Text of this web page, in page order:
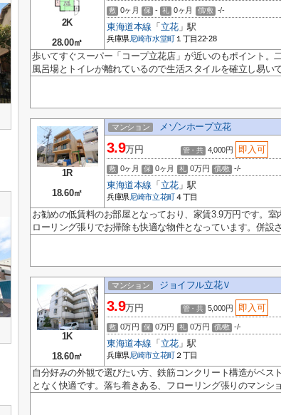
2K
28.00㎡
敷 0ヶ月 保 - 礼 0ヶ月 償/敷 -/-
東海道本線 「 立花」駅
兵庫県尼崎市水堂町 １丁目22-28
歩いてすぐスーパー「コープ立花店」が近いのもポイント。
風呂場とトイレが離れているので生活スタイルを確立し易い
1R
18.60㎡
マンション メゾンホープ立花
3.9万円 管・共 4,000円 即入可
敷 0ヶ月 保 0ヶ月 礼 0万円 償/敷 -/-
東海道本線 「 立花」駅
兵庫県尼崎市立花町 ４丁目
お勧めの低賃料のお部屋となっており、家賃3.9万円です。
ローリング張りでお掃除も快適な物件となっています。併設
1K
18.60㎡
マンション ジョイフル立花Ｖ
3.9万円 管・共 5,000円 即入可
敷 0万円 保 0万円 礼 0万円 償/敷 -/-
東海道本線 「 立花」駅
兵庫県尼崎市立花町 ２丁目
自分好みの外観で選びたい方、鉄筋コンクリート構造がベス
となく快適です。落ち着きある、フローリング張りのマンシ